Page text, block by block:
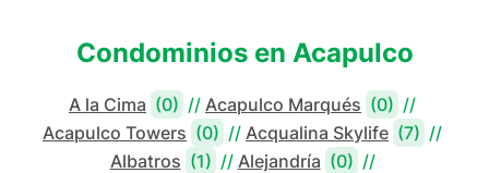
Condominios en Acapulco
A la Cima (0) // Acapulco Marqués (0) //
Acapulco Towers (0) // Acqualina Skylife (7) //
Albatros (1) // Alejandría (0) //